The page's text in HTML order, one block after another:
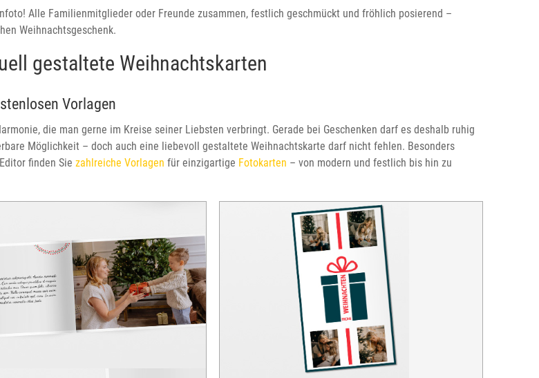
Alle Familienmitglieder oder Freunde zusammen, festlich geschmückt und fröhlich posierend –
Weihnachtsgeschenk.
gestaltete Weihnachtskarten
Vorlagen
die man gerne im Kreise seiner Liebsten verbringt. Gerade bei Geschenken darf es deshalb ruhig
Möglichkeit – doch auch eine liebevoll gestaltete Weihnachtskarte darf nicht fehlen. Besonders
finden Sie zahlreiche Vorlagen für einzigartige Fotokarten – von modern und festlich bis hin zu